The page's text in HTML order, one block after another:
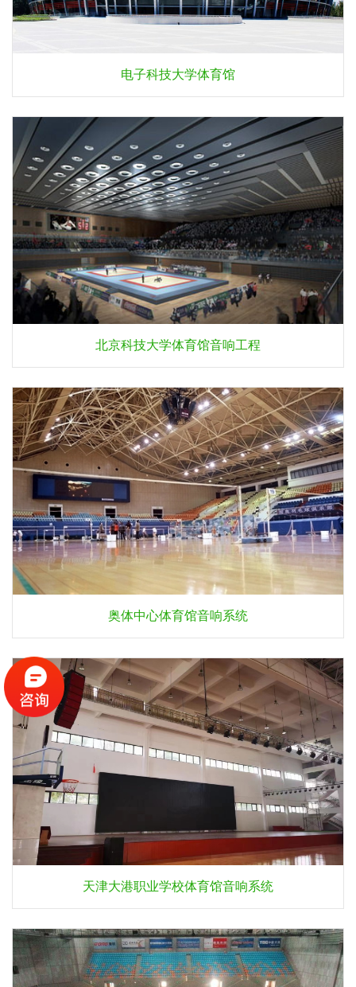
电子科技大学体育馆
北京科技大学体育馆音响工程
奥体中心体育馆音响系统
天津大港职业学校体育馆音响系统